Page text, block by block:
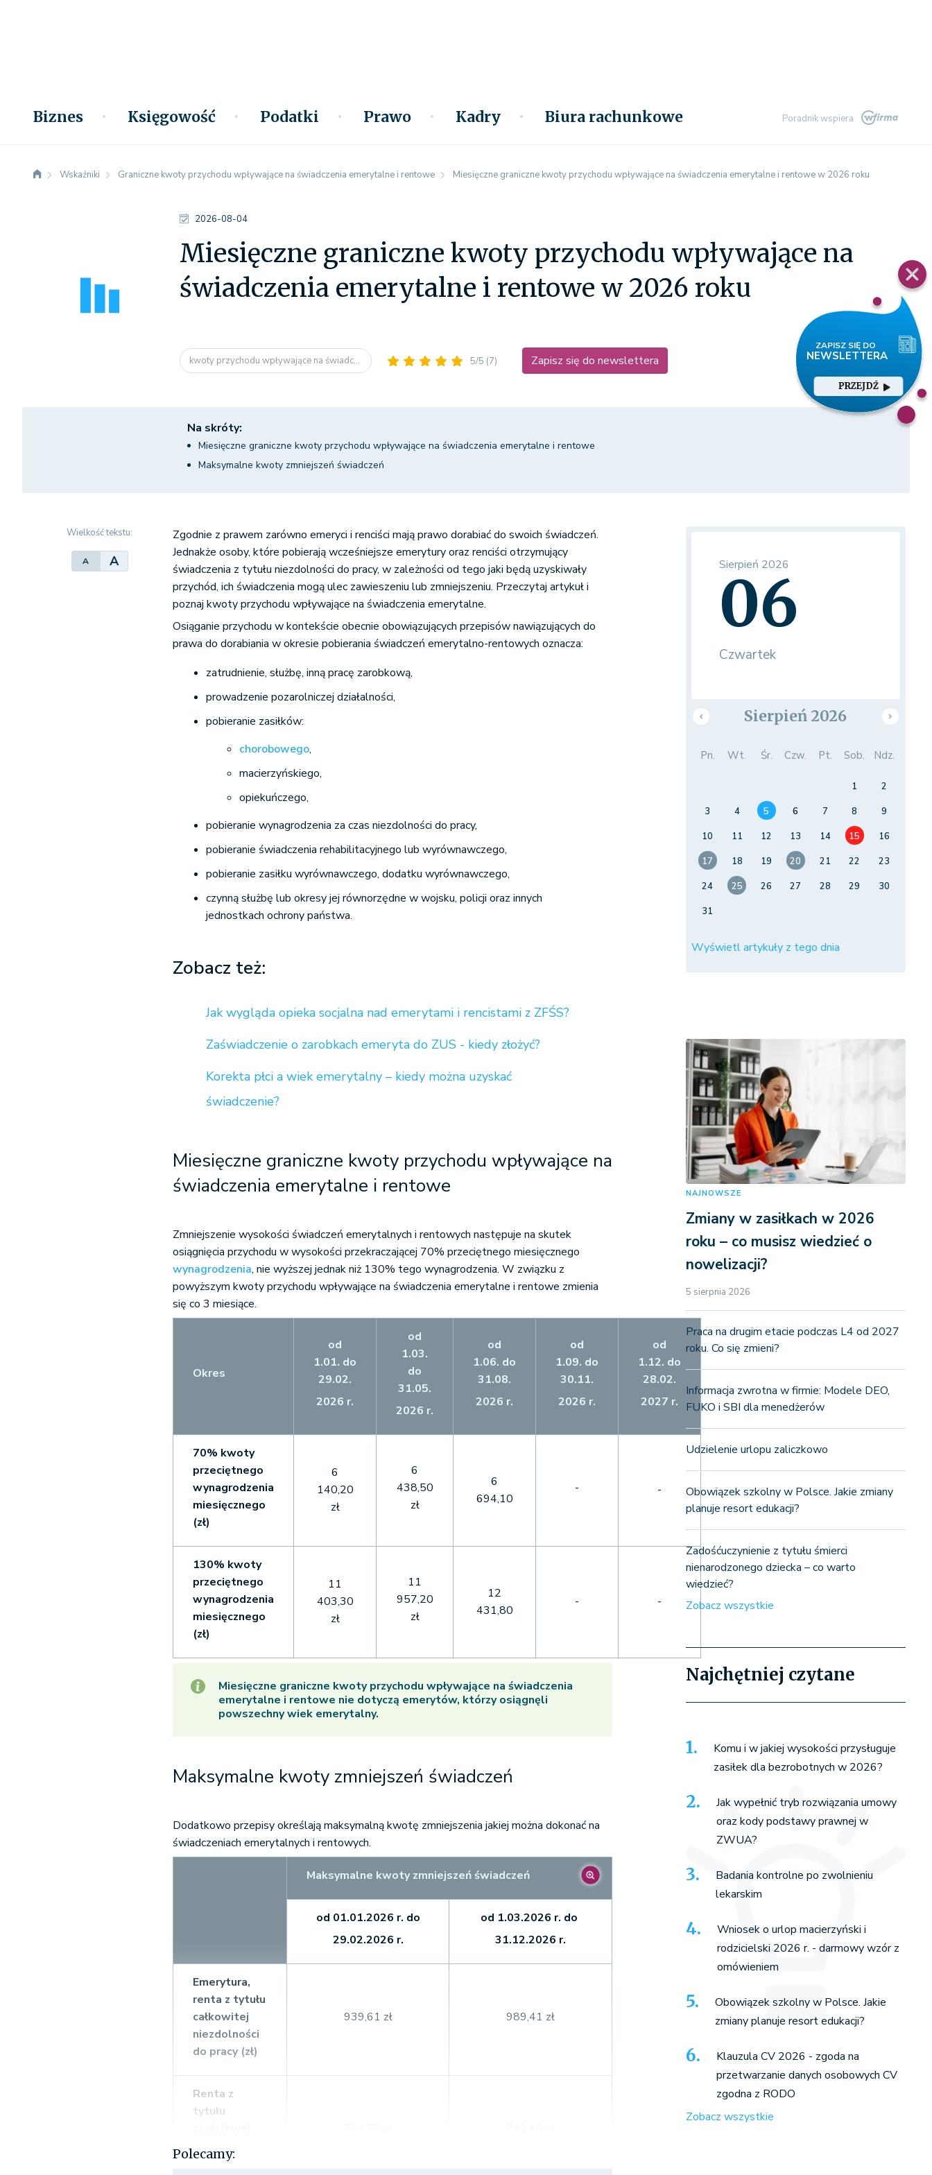
Biznes Księgowość Podatki Prawo Kadry Biura rachunkowe Poradnik wspiera
PRZEJDŹ
Wskaźniki Graniczne kwoty przychodu wpływające na świadczenia emerytalne i rentowe Miesięczne graniczne kwoty przychodu wpływające na świadczenia emerytalne i rentowe w 2026 roku
2026-08-04
Miesięczne graniczne kwoty przychodu wpływające na
świadczenia emerytalne i rentowe w 2026 roku
kwoty przychodu wpływające na świadc... 5/5 (7) Zapisz się do newslettera
Na skróty:
Miesięczne graniczne kwoty przychodu wpływające na świadczenia emerytalne i rentowe
Maksymalne kwoty zmniejszeń świadczeń
Wielkość tekstu:
A A
Zgodnie z prawem zarówno emeryci i renciści mają prawo dorabiać do swoich świadczeń.
Jednakże osoby, które pobierają wcześniejsze emerytury oraz renciści otrzymujący
świadczenia z tytułu niezdolności do pracy, w zależności od tego jaki będą uzyskiwały
przychód, ich świadczenia mogą ulec zawieszeniu lub zmniejszeniu. Przeczytaj artykuł i
poznaj kwoty przychodu wpływające na świadczenia emerytalne.
Osiąganie przychodu w kontekście obecnie obowiązujących przepisów nawiązujących do
prawa do dorabiania w okresie pobierania świadczeń emerytalno-rentowych oznacza:
zatrudnienie, służbę, inną pracę zarobkową,
prowadzenie pozarolniczej działalności,
pobieranie zasiłków:
chorobowego,
macierzyńskiego,
opiekuńczego,
pobieranie wynagrodzenia za czas niezdolności do pracy,
pobieranie świadczenia rehabilitacyjnego lub wyrównawczego,
pobieranie zasiłku wyrównawczego, dodatku wyrównawczego,
czynną służbę lub okresy jej równorzędne w wojsku, policji oraz innych
jednostkach ochrony państwa.
Zobacz też:
Jak wygląda opieka socjalna nad emerytami i rencistami z ZFŚS?
Zaświadczenie o zarobkach emeryta do ZUS - kiedy złożyć?
Korekta płci a wiek emerytalny – kiedy można uzyskać
świadczenie?
Miesięczne graniczne kwoty przychodu wpływające na
świadczenia emerytalne i rentowe
Zmniejszenie wysokości świadczeń emerytalnych i rentowych następuje na skutek
osiągnięcia przychodu w wysokości przekraczającej 70% przeciętnego miesięcznego
wynagrodzenia, nie wyższej jednak niż 130% tego wynagrodzenia. W związku z
powyższym kwoty przychodu wpływające na świadczenia emerytalne i rentowe zmienia
się co 3 miesiące.
Okres
od
1.01. do
29.02.
2026 r.
od
1.03.
do
31.05.
2026 r.
od
1.06. do
31.08.
2026 r.
od
1.09. do
30.11.
2026 r.
od
1.12. do
28.02.
2027 r.
70% kwoty
przeciętnego
wynagrodzenia
miesięcznego
(zł)
6
140,20
zł
6
438,50
zł
6
694,10
- -
130% kwoty
przeciętnego
wynagrodzenia
miesięcznego
(zł)
11
403,30
zł
11
957,20
zł
12
431,80
- -
Miesięczne graniczne kwoty przychodu wpływające na świadczenia
emerytalne i rentowe nie dotyczą emerytów, którzy osiągnęli
powszechny wiek emerytalny.
Maksymalne kwoty zmniejszeń świadczeń
Dodatkowo przepisy określają maksymalną kwotę zmniejszenia jakiej można dokonać na
świadczeniach emerytalnych i rentowych.
Maksymalne kwoty zmniejszeń świadczeń
od 01.01.2026 r. do
29.02.2026 r.
od 1.03.2026 r. do
31.12.2026 r.
Emerytura,
renta z tytułu
całkowitej
niezdolności
do pracy (zł)
939,61 zł 989,41 zł
Renta z
tytułu
do pracy (zł)
Polecamy:
Sierpień 2026
06
Czwartek
Sierpień 2026
Pn. Wt. Śr. Czw. Pt. Sob. Ndz.
1
2
3
4 5 6 7 8
9
10
11 12 13 14 15
16
17
18 19 20 21 22
23
24
25 26 27 28 29
30
31
Wyświetl artykuły z tego dnia
NAJNOWSZE
Zmiany w zasiłkach w 2026
roku – co musisz wiedzieć o
nowelizacji?
5 sierpnia 2026
Praca na drugim etacie podczas L4 od 2027
roku. Co się zmieni?
Informacja zwrotna w firmie: Modele DEO,
FUKO i SBI dla menedżerów
Udzielenie urlopu zaliczkowo
Obowiązek szkolny w Polsce. Jakie zmiany
planuje resort edukacji?
Zadośćuczynienie z tytułu śmierci
nienarodzonego dziecka – co warto
wiedzieć?
Zobacz wszystkie
Najchętniej czytane
Komu i w jakiej wysokości przysługuje
zasiłek dla bezrobotnych w 2026?
Jak wypełnić tryb rozwiązania umowy
oraz kody podstawy prawnej w
ZWUA?
Badania kontrolne po zwolnieniu
lekarskim
Wniosek o urlop macierzyński i
rodzicielski 2026 r. - darmowy wzór z
omówieniem
Obowiązek szkolny w Polsce. Jakie
zmiany planuje resort edukacji?
Klauzula CV 2026 - zgoda na
przetwarzanie danych osobowych CV
zgodna z RODO
Zobacz wszystkie